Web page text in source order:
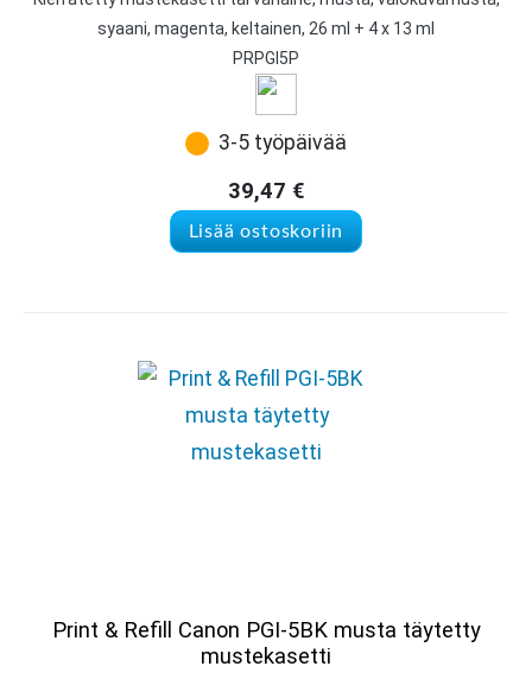
syaani, magenta, keltainen, 26 ml + 4 x 13 ml
PRPGI5P
3-5 työpäivää
39,47 €
Lisää ostoskoriin
Print & Refill Canon PGI-5BK musta täytetty
mustekasetti